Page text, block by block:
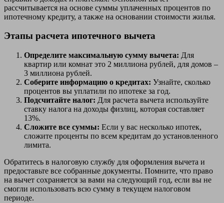
рассчитывается на основе суммы уплаченных процентов по
ипотечному кредиту, а также на основании стоимости жилья.
Этапы расчета ипотечного вычета
Определите максимальную сумму вычета: Для
квартир или комнат это 2 миллиона рублей, для домов –
3 миллиона рублей.
Соберите информацию о кредитах: Узнайте, сколько
процентов вы уплатили по ипотеке за год.
Подсчитайте налог: Для расчета вычета используйте
ставку налога на доходы физлиц, которая составляет
13%.
Сложите все суммы: Если у вас несколько ипотек,
сложите проценты по всем кредитам до установленного
лимита.
Обратитесь в налоговую службу для оформления вычета и
предоставьте все собранные документы. Помните, что право
на вычет сохраняется за вами на следующий год, если вы не
смогли использовать всю сумму в текущем налоговом
периоде.